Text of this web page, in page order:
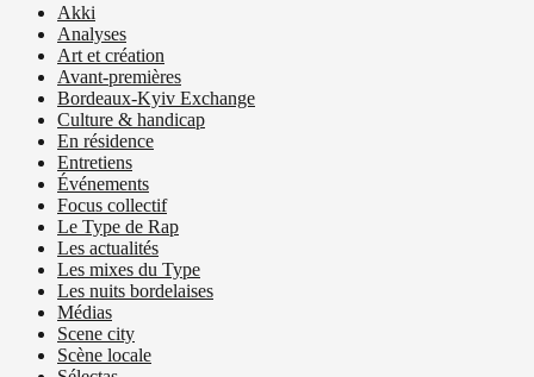
Akki
Analyses
Art et création
Avant-premières
Bordeaux-Kyiv Exchange
Culture & handicap
En résidence
Entretiens
Événements
Focus collectif
Le Type de Rap
Les actualités
Les mixes du Type
Les nuits bordelaises
Médias
Scene city
Scène locale